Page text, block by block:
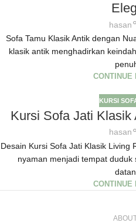
hasan
Sofa Tamu Klasik Antik dengan
klasik antik menghadirkan
CONTINUE
KURSI
Kursi Sofa Jati Klasik
hasan
Desain Kursi Sofa Jati Klasik Living
nyaman menjadi tempat
CONTINUE